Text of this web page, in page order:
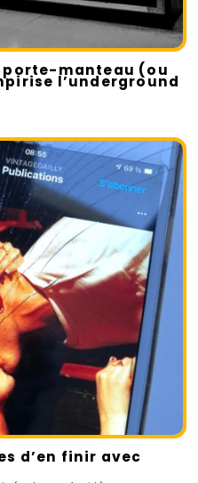
porte-manteau (ou
l’underground
d’en finir avec